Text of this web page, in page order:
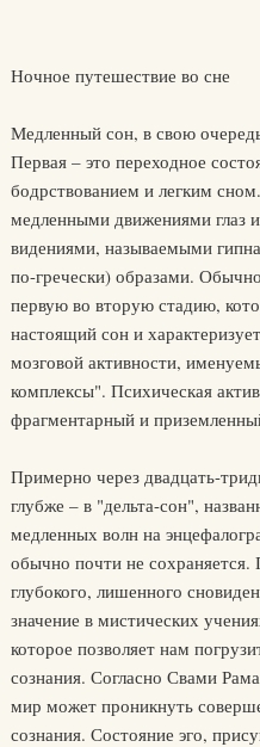
Ночное путешествие во сне
Медленный сон, в свою
Первая – это переходное
бодрствованием и легким
медленными движениями глаз
видениями, называемыми
по-гречески) образами.
первую во вторую стадию,
настоящий сон и
мозговой активности,
комплексы". Психическая
фрагментарный и
Примерно через двадцать-
глубже – в "дельта-сон",
медленных волн на
обычно почти не сохраняется.
глубокого, лишенного
значение в мистических
которое позволяет нам
сознания. Согласно Свами
мир может проникнуть
сознания. Состояние эго,